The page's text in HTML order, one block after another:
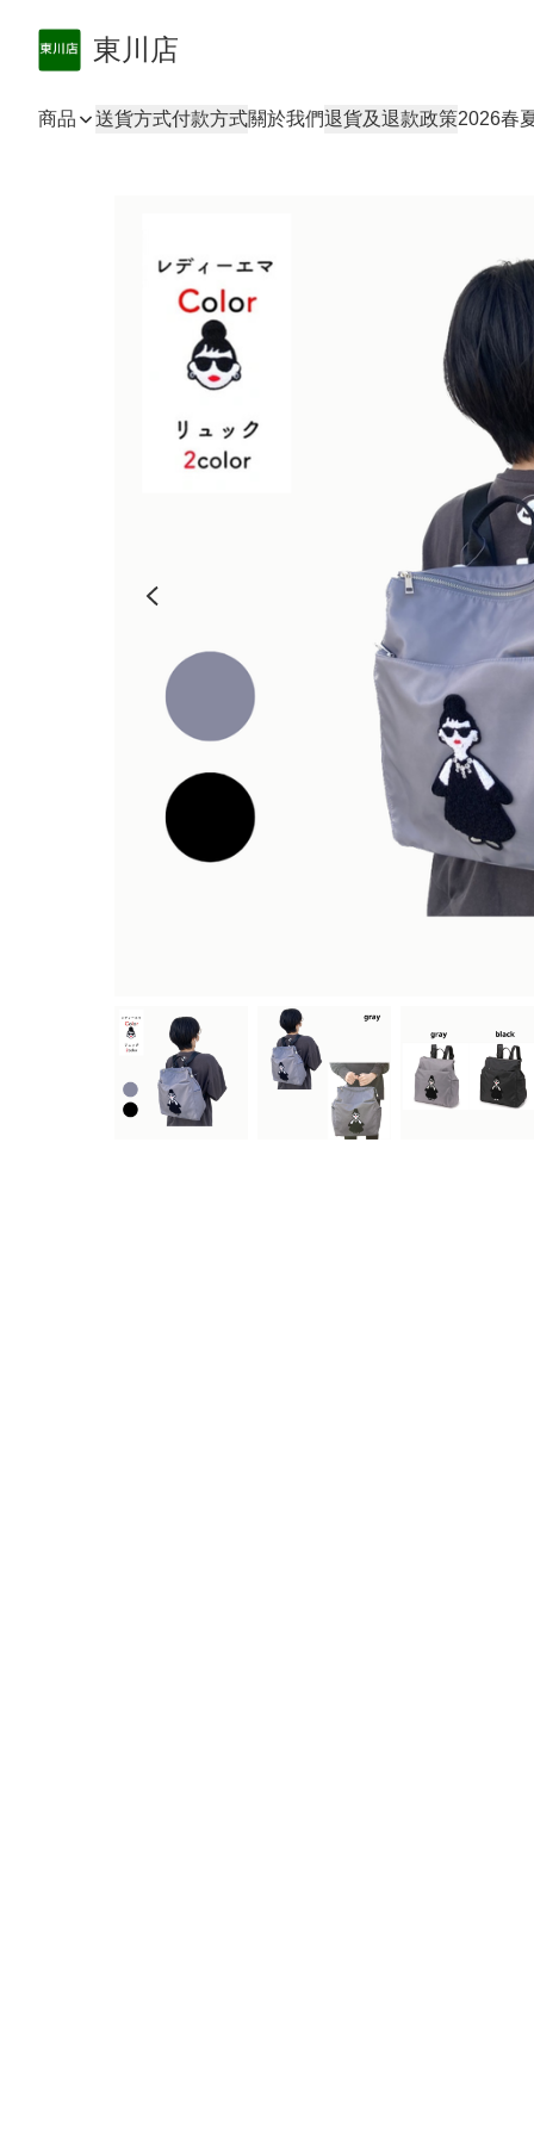
東川店
商品 送貨方式付款方式關於我們退貨及退款政策2026春